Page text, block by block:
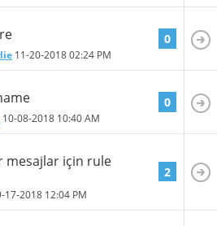
11-20-201802:24 PM
0
10-08-2018 10:40 AM
0
mesajlar için rule
17-2018 12:04 PM
2